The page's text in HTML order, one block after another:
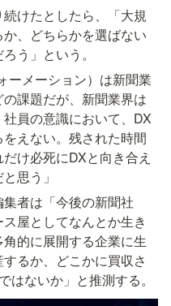
けたとしたら、「大規
、どちらかを選ばない
う」という。
ーメーション）は新聞業
課題だが、新聞業界は
員の意識において、DX
えない。残された時間
け必死にDXと向き合え
思う」
者は「今後の新聞社
屋としてなんとか生き
的に展開する企業に生
るか、どこかに買収さ
はないか」と推測する。